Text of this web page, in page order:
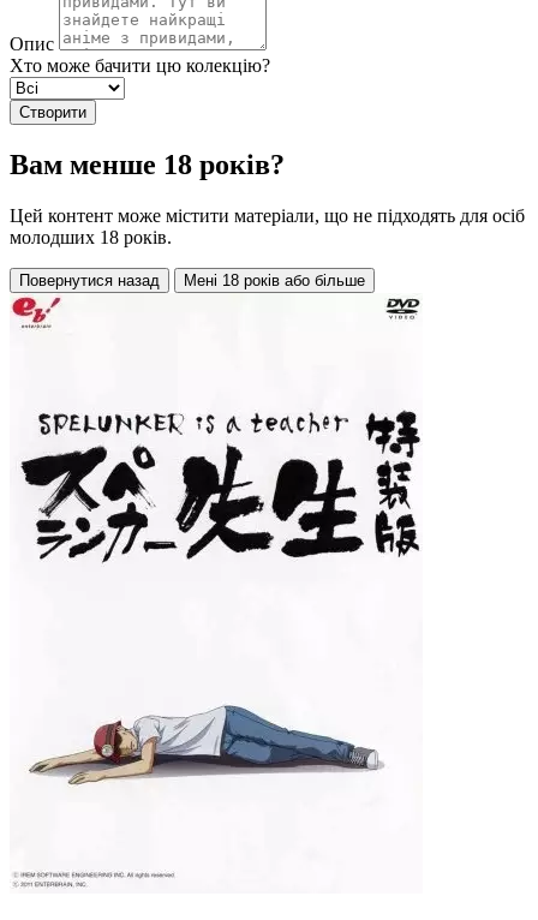
Опис
Хто може бачити цю колекцію?
Створити
Вам менше 18 років?
Цей контент може містити матеріали, що не підходять для осіб
молодших 18 років.
Повернутися назад Мені 18 років або більше